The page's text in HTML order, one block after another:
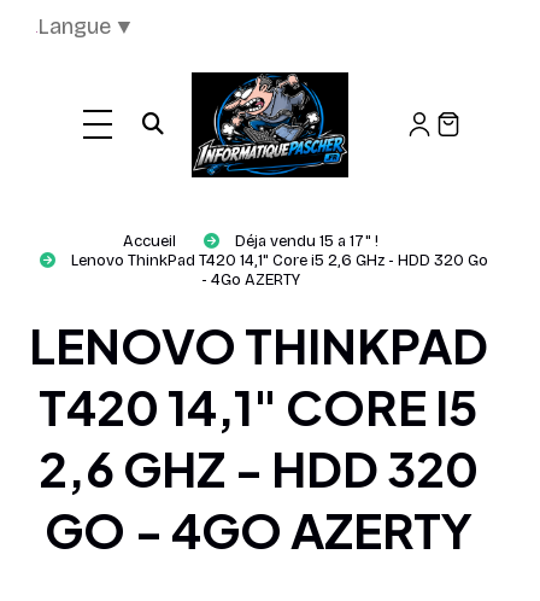
Ouvrir la recherche
Accueil
Déja vendu 15 a 17" !
Lenovo ThinkPad T420 14,1" Core i5 2,6 GHz - HDD 320 Go
- 4Go AZERTY
LENOVO THINKPAD
T420 14,1" CORE I5
2,6 GHZ - HDD 320
GO - 4GO AZERTY
Langue ▼